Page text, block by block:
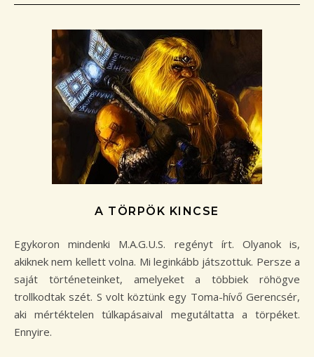
A TÖRPÖK KINCSE
Egykoron mindenki M.A.G.U.S. regényt írt. Olyanok is,
akiknek nem kellett volna. Mi leginkább játszottuk. Persze a
saját történeteinket, amelyeket a többiek röhögve
trollkodtak szét. S volt köztünk egy Toma-hívő Gerencsér,
aki mértéktelen túlkapásaival megutáltatta a törpéket.
Ennyire.